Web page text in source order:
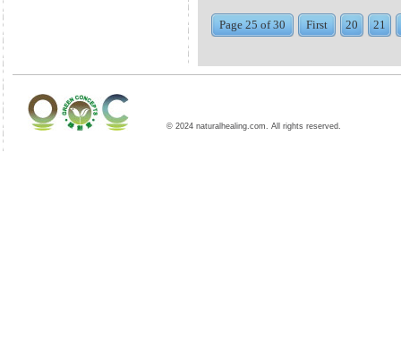
Page 25 of 30 First 20 21
© 2024 naturalhealing.com. All rights reserved.